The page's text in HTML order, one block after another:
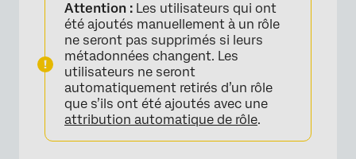
Attention : Les utilisateurs qui ont
été ajoutés manuellement à un rôle
ne seront pas supprimés si leurs
métadonnées changent. Les
utilisateurs ne seront
automatiquement retirés d’un rôle
que s’ils ont été ajoutés avec une
attribution automatique de rôle.